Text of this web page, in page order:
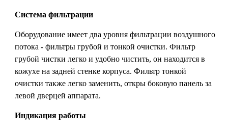
Система фильтрации
Оборудование имеет два уровня фильтрации воздушного
потока - фильтры грубой и тонкой очистки. Фильтр
грубой чистки легко и удобно чистить, он находится в
кожухе на задней стенке корпуса. Фильтр тонкой
очистки также легко заменить, откры боковую панель за
левой дверцей аппарата.
Индикация работы